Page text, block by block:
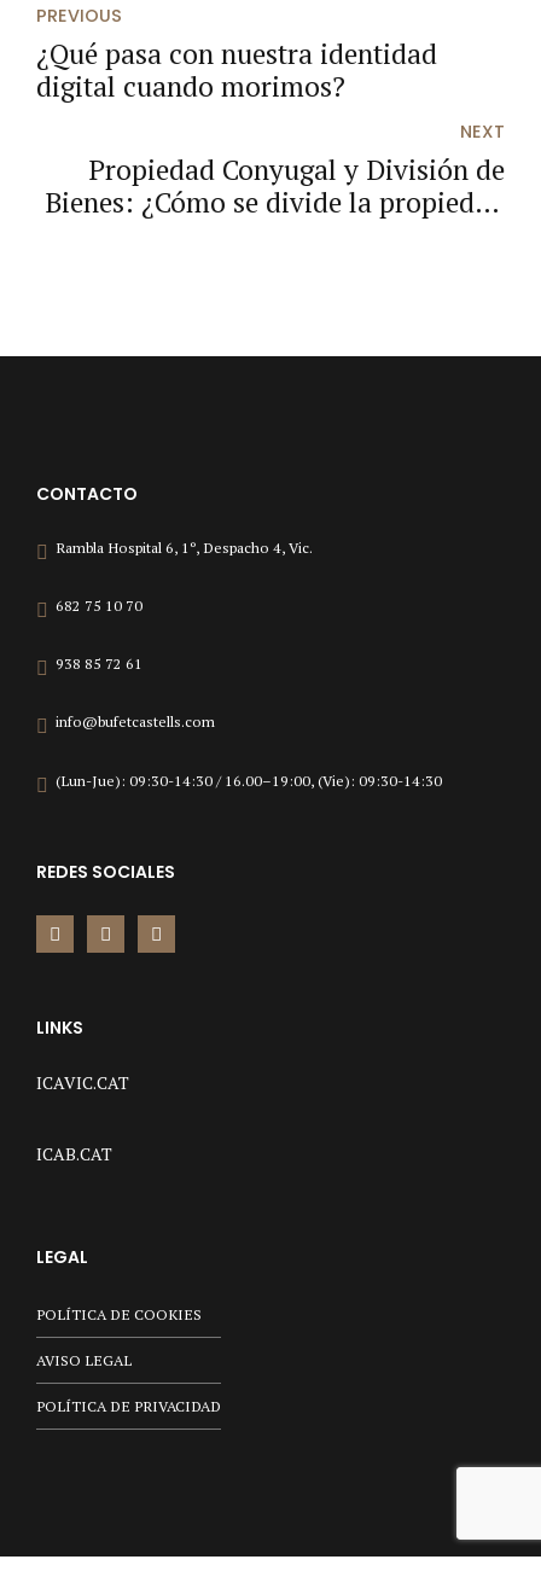
PREVIOUS
¿Qué pasa con nuestra identidad
digital cuando morimos?
NEXT
Propiedad Conyugal y División de
Bienes: ¿Cómo se divide la propiedad
CONTACTO
Rambla Hospital 6, 1º, Despacho 4, Vic.
682 75 10 70
938 85 72 61
info@bufetcastells.com
(Lun-Jue): 09:30-14:30 / 16.00–19:00, (Vie): 09:30-14:30
REDES SOCIALES
LINKS
ICAVIC.CAT
ICAB.CAT
LEGAL
POLÍTICA DE COOKIES
AVISO LEGAL
POLÍTICA DE PRIVACIDAD